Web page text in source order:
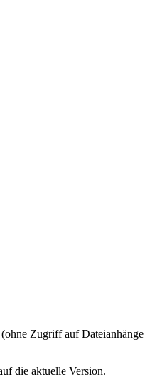
Zugriff auf Dateianhänge
die aktuelle Version.